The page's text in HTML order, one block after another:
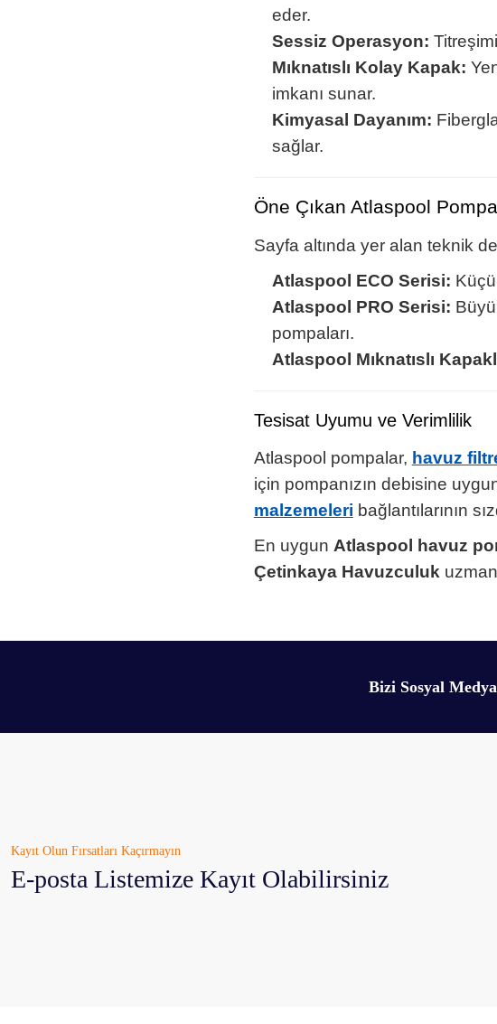
eder.
Sessiz Operasyon:
Mıknatıslı Kolay Kapak:
imkanı sunar.
Kimyasal Dayanım:
sağlar.
Öne Çıkan Atlaspool
Sayfa altında yer alan teknik
Atlaspool ECO Serisi:
Atlaspool PRO Serisi:
pompaları.
Atlaspool Mıknatıslı
Tesisat Uyumu ve Verimlilik
Atlaspool pompalar, havuz
için pompanızın debisine
malzemeleri bağlantılarının
En uygun Atlaspool havuz
Çetinkaya Havuzculuk
Bizi Sosyal
Kayıt Olun Fırsatları Kaçırmayın
E-posta Listemize Kayıt Olabilirsiniz